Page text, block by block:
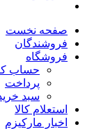
صفحه نخست
فروشندگان
فروشگاه
حساب
پرداخت
سبد
استعلام کالا
اخبار مارکیزم